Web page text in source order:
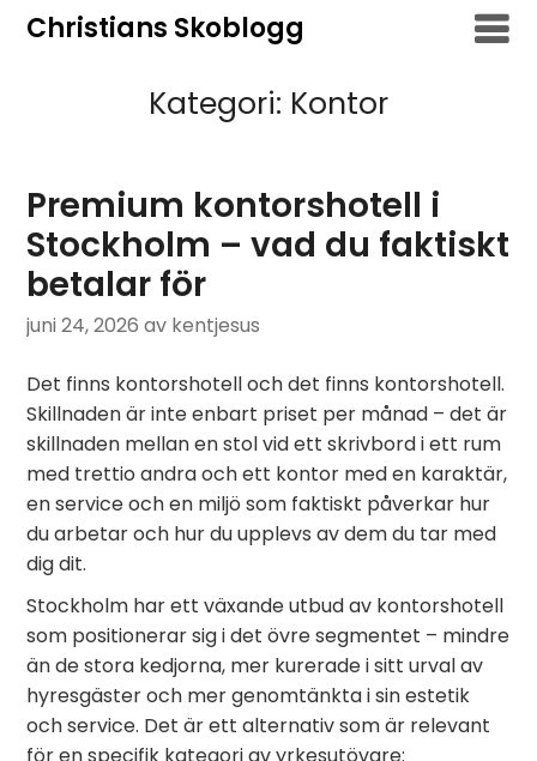
HoppaChristians Skoblogg
Kategori: Kontor
Premium kontorshotell i
Stockholm – vad du faktiskt
betalar för
juni 24, 2026 av kentjesus
Det finns kontorshotell och det finns kontorshotell.
Skillnaden är inte enbart priset per månad – det är
skillnaden mellan en stol vid ett skrivbord i ett rum
med trettio andra och ett kontor med en karaktär,
en service och en miljö som faktiskt påverkar hur
du arbetar och hur du upplevs av dem du tar med
dig dit.
Stockholm har ett växande utbud av kontorshotell
som positionerar sig i det övre segmentet – mindre
än de stora kedjorna, mer kurerade i sitt urval av
hyresgäster och mer genomtänkta i sin estetik
och service. Det är ett alternativ som är relevant